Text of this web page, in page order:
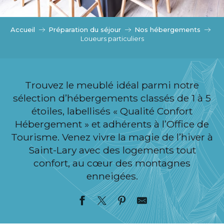
Accueil Préparation du séjour
Nos hébergements
Loueurs particuliers
Trouvez le meublé idéal parmi notre
sélection d’hébergements classés de 1 à 5
étoiles, labellisés « Qualité Confort
Hébergement » et adhérents à l’Office de
Tourisme. Venez vivre la magie de l’hiver à
Saint-Lary avec des logements tout
confort, au cœur des montagnes
enneigées.